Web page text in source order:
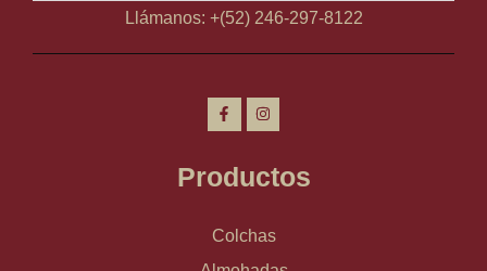
Llámanos: +(52) 246-297-8122
Productos
Colchas